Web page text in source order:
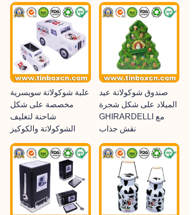
علبة شوكولاتة سويسرية
مخصصة على شكل
شاحنة لتغليف
الشوكولاتة والكوكيز
صندوق شوكولاتة عيد
الميلاد على شكل شجرة
GHIRARDELLI مع
نقش جذاب